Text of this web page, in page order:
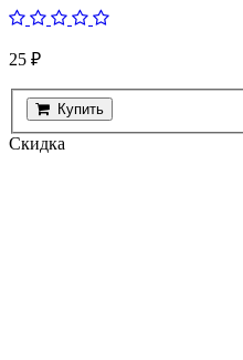
25 ₽
Купить
Скидка